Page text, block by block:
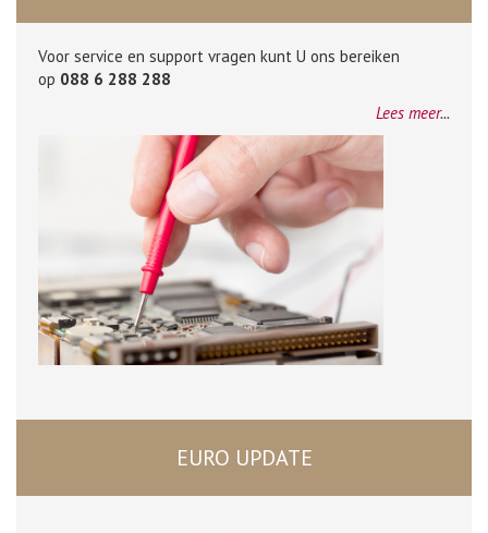
Voor service en support vragen kunt U ons bereiken
op 088 6 288 288
Lees meer...
EURO UPDATE